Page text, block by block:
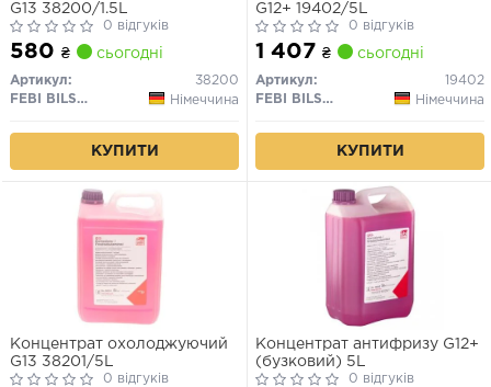
G13 38200/1.5L
0 відгуків
580 ₴ сьогодні
Артикул:
38200
FEBI BILSTEIN
Німеччина
КУПИТИ
G12+ 19402/5L
0 відгуків
1 407 ₴ сьогодні
Артикул:
19402
FEBI BILSTEIN
Німеччина
КУПИТИ
Концентрат охолоджуючий
G13 38201/5L
0 відгуків
Концентрат антифризу G12+
(бузковий) 5L
0 відгуків